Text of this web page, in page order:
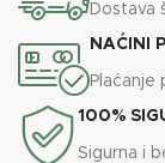
Dostava
NAĆINI
100%
Sigurna i